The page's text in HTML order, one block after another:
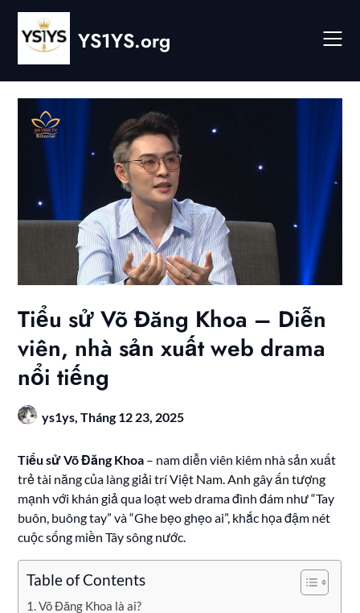
Skip
content
YS1YS.org
Tiểu sử Võ Đăng Khoa – Diễn
viên, nhà sản xuất web drama
nổi tiếng
ys1ys,Tháng 12 23, 2025
Tiểu sử Võ Đăng Khoa – nam diễn viên kiêm nhà sản xuất
trẻ tài năng của làng giải trí Việt Nam. Anh gây ấn tượng
mạnh với khán giả qua loạt web drama đình đám như “Tay
buôn, buông tay” và “Ghe bẹo ghẹo ai”, khắc họa đậm nét
cuộc sống miền Tây sông nước.
Table of Contents
Võ Đăng Khoa là ai?